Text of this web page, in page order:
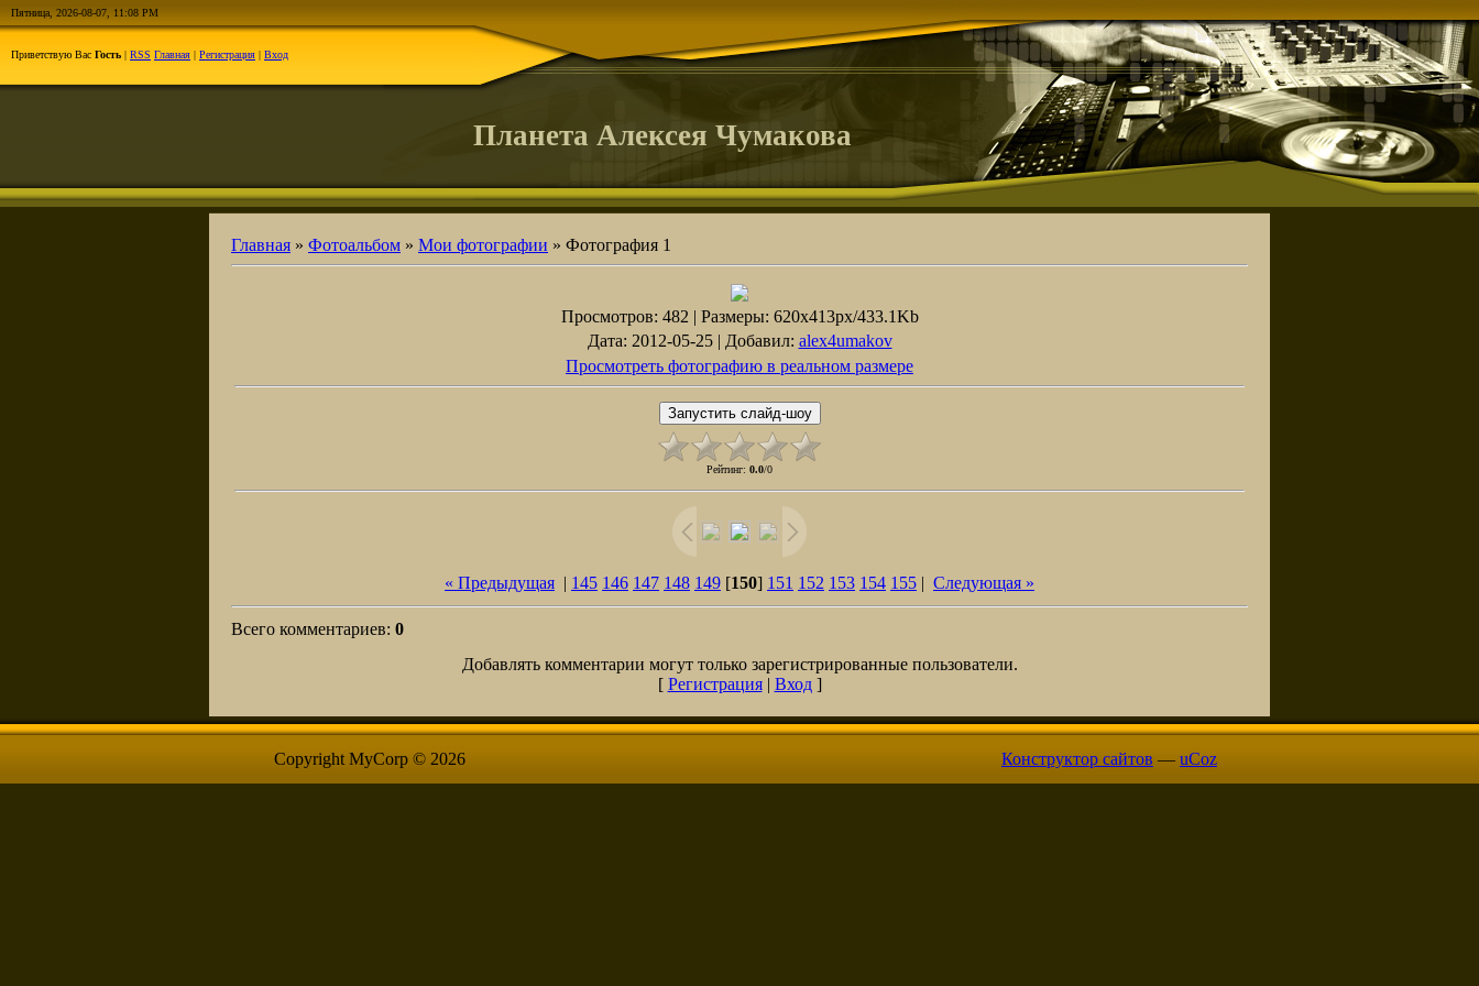
Пятница, 2026-08-07, 11:08 PM
Приветствую Вас Гость | RSS Главная | Регистрация | Вход
Планета Алексея Чумакова
Главная » Фотоальбом » Мои фотографии » Фотография 1
Просмотров: 482 | Размеры: 620x413px/433.1Kb
Дата: 2012-05-25 | Добавил: alex4umakov
Просмотреть фотографию в реальном размере
Рейтинг: 0.0/0
« Предыдущая | 145 146 147 148 149 [150] 151 152 153 154 155 | Следующая »
Всего комментариев: 0
Добавлять комментарии могут только зарегистрированные пользователи.
[ Регистрация| Вход]
Copyright MyCorp © 2026 Конструктор сайтов — uCoz